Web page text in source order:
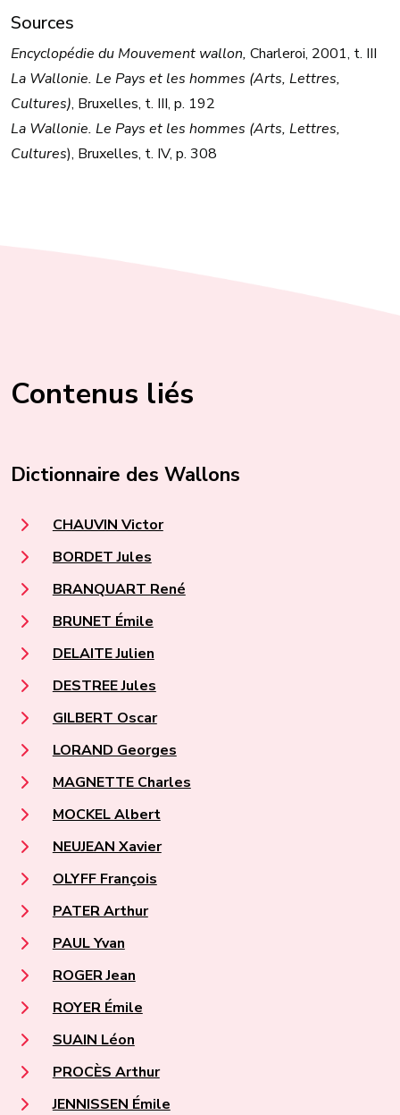
Sources
Encyclopédie du Mouvement wallon, Charleroi, 2001, t. III
La Wallonie. Le Pays et les hommes (Arts, Lettres,
Cultures), Bruxelles, t. III, p. 192
La Wallonie. Le Pays et les hommes (Arts, Lettres,
Cultures), Bruxelles, t. IV, p. 308
Contenus liés
Dictionnaire des Wallons
CHAUVIN Victor
BORDET Jules
BRANQUART René
BRUNET Émile
DELAITE Julien
DESTREE Jules
GILBERT Oscar
LORAND Georges
MAGNETTE Charles
MOCKEL Albert
NEUJEAN Xavier
OLYFF François
PATER Arthur
PAUL Yvan
ROGER Jean
ROYER Émile
SUAIN Léon
PROCÈS Arthur
JENNISSEN Émile